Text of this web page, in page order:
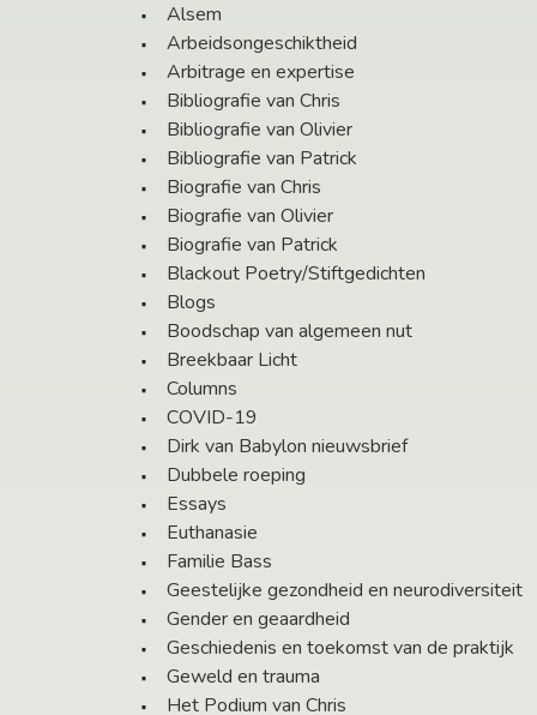
Alsem
Arbeidsongeschiktheid
Arbitrage en expertise
Bibliografie van Chris
Bibliografie van Olivier
Bibliografie van Patrick
Biografie van Chris
Biografie van Olivier
Biografie van Patrick
Blackout Poetry/Stiftgedichten
Blogs
Boodschap van algemeen nut
Breekbaar Licht
Columns
COVID-19
Dirk van Babylon nieuwsbrief
Dubbele roeping
Essays
Euthanasie
Familie Bass
Geestelijke gezondheid en neurodiversiteit
Gender en geaardheid
Geschiedenis en toekomst van de praktijk
Geweld en trauma
Het Podium van Chris